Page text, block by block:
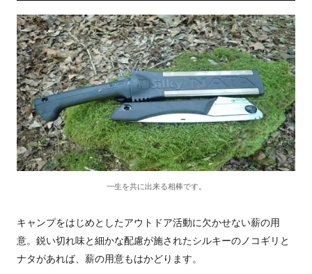
一生を共に出来る相棒です。
キャンプをはじめとしたアウトドア活動に欠かせない薪の用
意。鋭い切れ味と細かな配慮が施されたシルキーのノコギリと
ナタがあれば、薪の用意もはかどります。